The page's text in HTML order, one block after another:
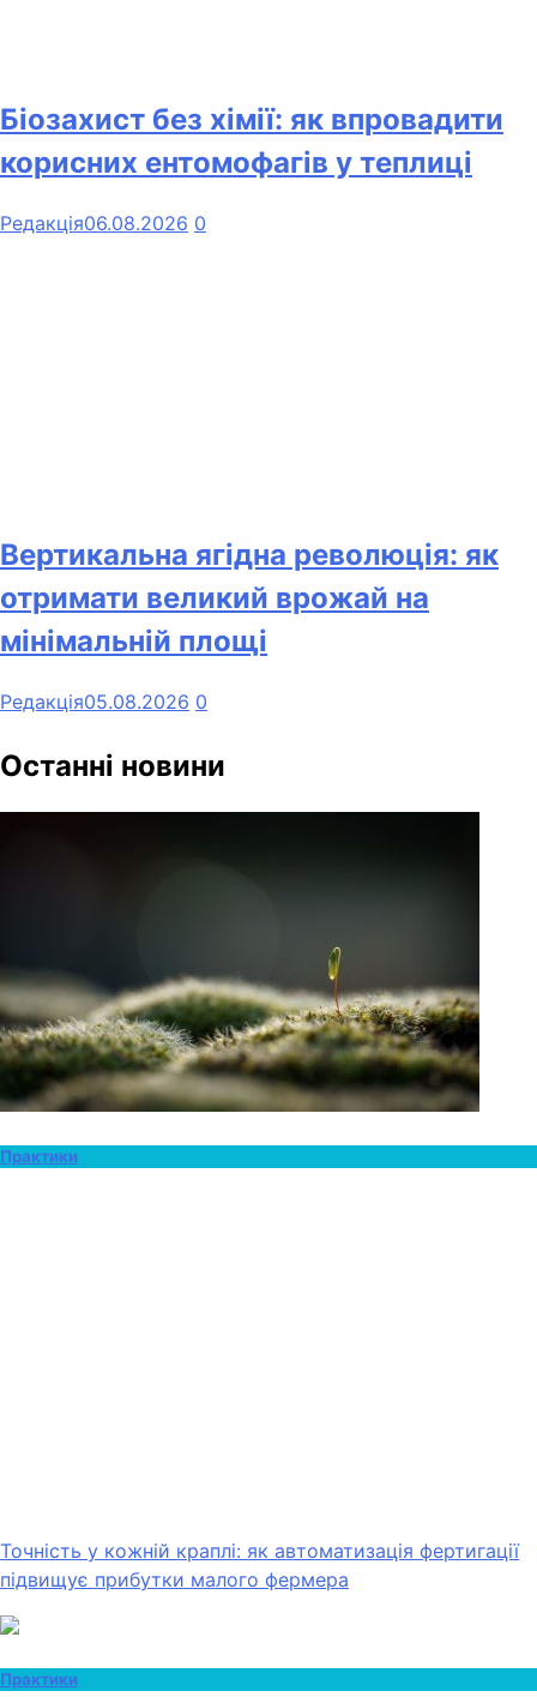
Біозахист без хімії: як впровадити
корисних ентомофагів у теплиці
Редакція06.08.2026 0
Вертикальна ягідна революція: як
отримати великий врожай на
мінімальній площі
Редакція05.08.2026 0
Останні новини
Практики
Точність у кожній краплі: як автоматизація фертигації
підвищує прибутки малого фермера
Практики